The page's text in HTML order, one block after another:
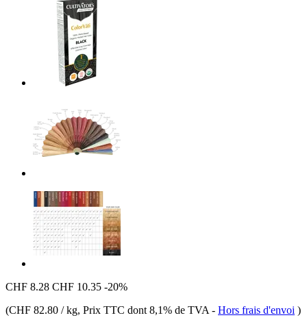
CHF 8.28 CHF 10.35 -20%
(CHF 82.80 / kg, Prix TTC dont 8,1% de TVA - Hors frais d'envoi )